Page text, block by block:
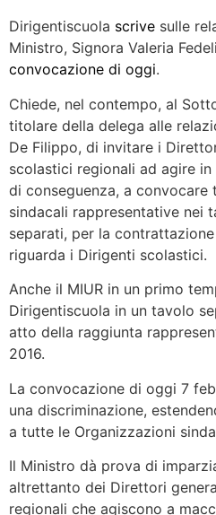
Dirigentiscuola scrive sulle
Ministro, Signora Valeria
convocazione di oggi.
Chiede, nel contempo, al
titolare della delega alle
De Filippo, di invitare i
scolastici regionali ad agire
di conseguenza, a convocare
sindacali rappresentative nei
separati, per la
riguarda i Dirigenti scolastici.
Anche il MIUR in un primo
Dirigentiscuola in un tavolo
atto della raggiunta
2016.
La convocazione di oggi 7
una discriminazione,
a tutte le Organizzazioni
Il Ministro dà prova di
altrettanto dei Direttori
regionali che agiscono a